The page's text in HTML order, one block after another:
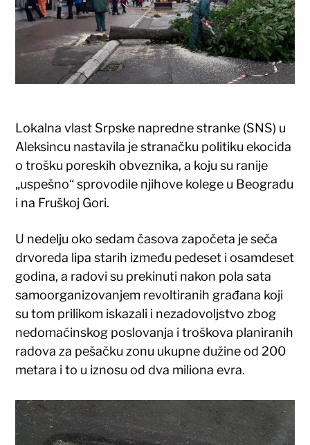
Lokalna vlast Srpske napredne stranke (SNS) u
Aleksincu nastavila je stranačku politiku ekocida
o trošku poreskih obveznika, a koju su ranije
„uspešno“ sprovodile njihove kolege u Beogradu
i na Fruškoj Gori.
U nedelju oko sedam časova započeta je seča
drvoreda lipa starih između pedeset i osamdeset
godina, a radovi su prekinuti nakon pola sata
samoorganizovanjem revoltiranih građana koji
su tom prilikom iskazali i nezadovoljstvo zbog
nedomaćinskog poslovanja i troškova planiranih
radova za pešačku zonu ukupne dužine od 200
metara i to u iznosu od dva miliona evra.